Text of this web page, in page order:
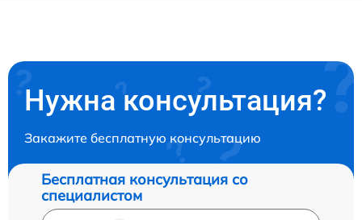
Нужна консультация?
Закажите бесплатную консультацию
Бесплатная консультация со
специалистом